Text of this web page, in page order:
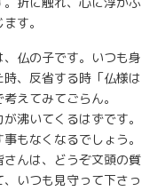
す。
仏の子です。いつも身
、反省する時「仏様は
えてみてごらん。
沸いてくるはずです。
もなくなるでしょう。
んは、どうぞ文頭の質
いつも見守って下さっ